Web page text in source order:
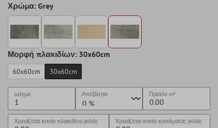
Χρώμα: Grey
Μορφή πλακιδίων: 30x60cm
60x60cm 30x60cm
Δείγμα Απόβλητα Προϊόνm²
Χρειάζεται κονία πλακιδίου (κιλά) Χρειάζεται κονία κονιάματος (κιλά)